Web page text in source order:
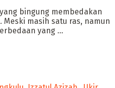
yang bingung membedakan
masih satu ras, namun
yang ...